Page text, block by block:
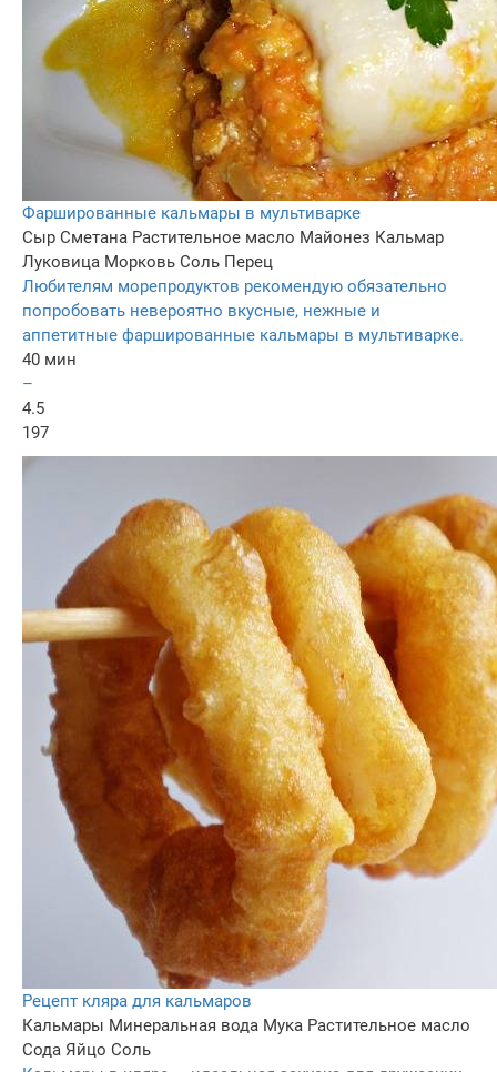
Фаршированные кальмары в мультиварке
Сыр Сметана Растительное масло Майонез Кальмар
Луковица Морковь Соль Перец
Любителям морепродуктов рекомендую обязательно
попробовать невероятно вкусные, нежные и
аппетитные фаршированные кальмары в мультиварке.
40 мин
–
4.5
197
Рецепт кляра для кальмаров
Кальмары Минеральная вода Мука Растительное масло
Сода Яйцо Соль